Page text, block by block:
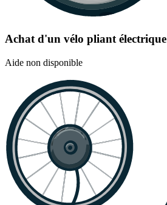
Achat d'un vélo pliant électrique
Aide non disponible